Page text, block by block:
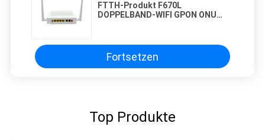
FTTH-Produkt F670L
DOPPELBAND-WIFI GPON ONU
Fortsetzen
Top Produkte